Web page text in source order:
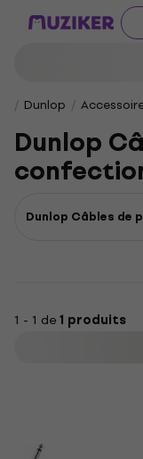
Dunlop
Dunlop
Dunlop Câbles de
1 - 1 de1 produits